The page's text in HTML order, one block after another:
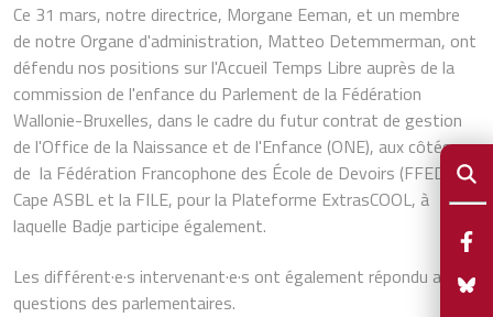
Ce 31 mars, notre directrice, Morgane Eeman, et un membre
de notre Organe d'administration, Matteo Detemmerman, ont
défendu nos positions sur l'Accueil Temps Libre auprès de la
commission de l'enfance du Parlement de la Fédération
Wallonie-Bruxelles, dans le cadre du futur contrat de gestion
de l'Office de la Naissance et de l'Enfance (ONE), aux côtés
de la Fédération Francophone des École de Devoirs (FFEDD),
Cape ASBL et la FILE, pour la Plateforme ExtrasCOOL, à
laquelle Badje participe également.
Les différent·e·s intervenant·e·s ont également répondu aux
questions des parlementaires.